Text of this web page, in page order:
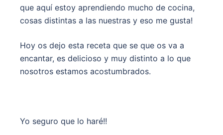
que aquí estoy aprendiendo mucho de cocina,
cosas distintas a las nuestras y eso me gusta!
Hoy os dejo esta receta que se que os va a
encantar, es delicioso y muy distinto a lo que
nosotros estamos acostumbrados.
Yo seguro que lo haré!!